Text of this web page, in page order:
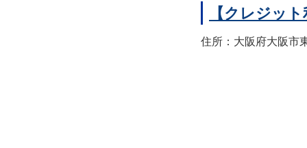
【クレジッ
住所：大阪府大阪市